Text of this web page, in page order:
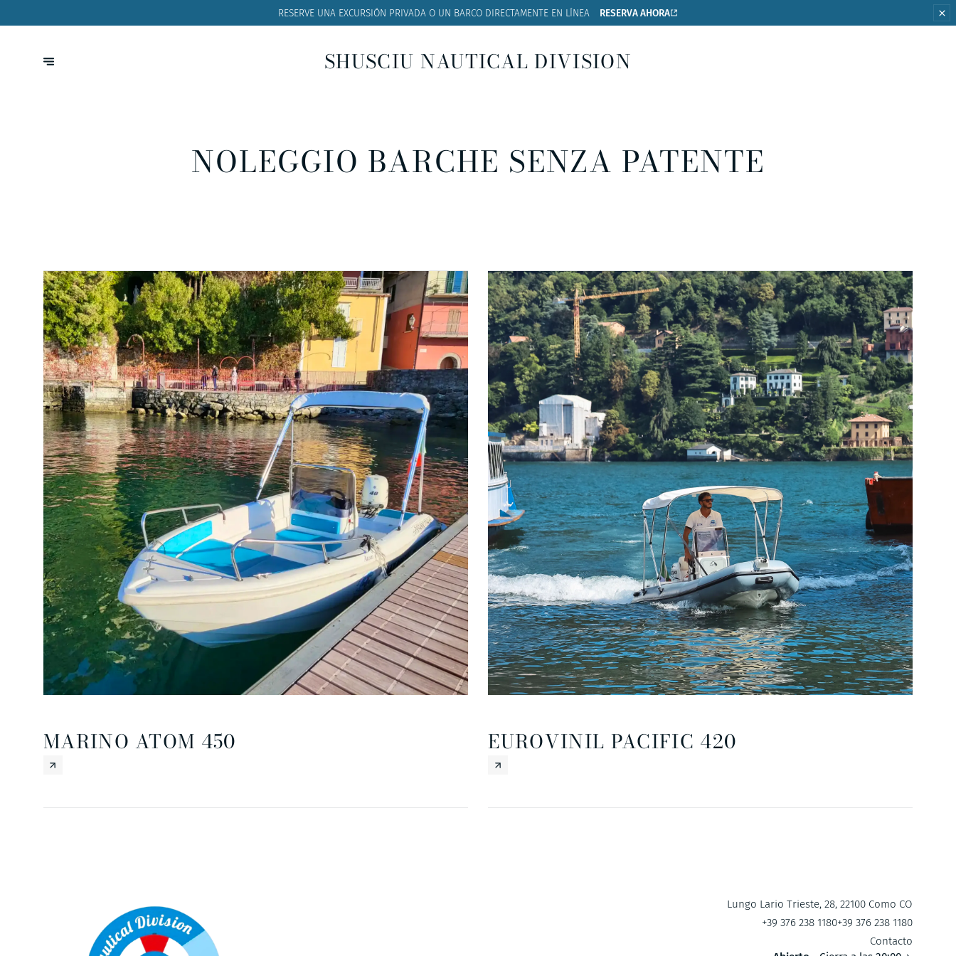
RESERVE UNA EXCURSIÓN PRIVADA O UN BARCO DIRECTAMENTE EN LÍNEA RESERVA AHORA
SHUSCIU NAUTICAL DIVISION
NOLEGGIO BARCHE SENZA PATENTE
MARINO ATOM 450 EUROVINIL PACIFIC 420
Lungo Lario Trieste, 28, 22100 Como CO
+39 376 238 1180+39 376 238 1180
Contacto